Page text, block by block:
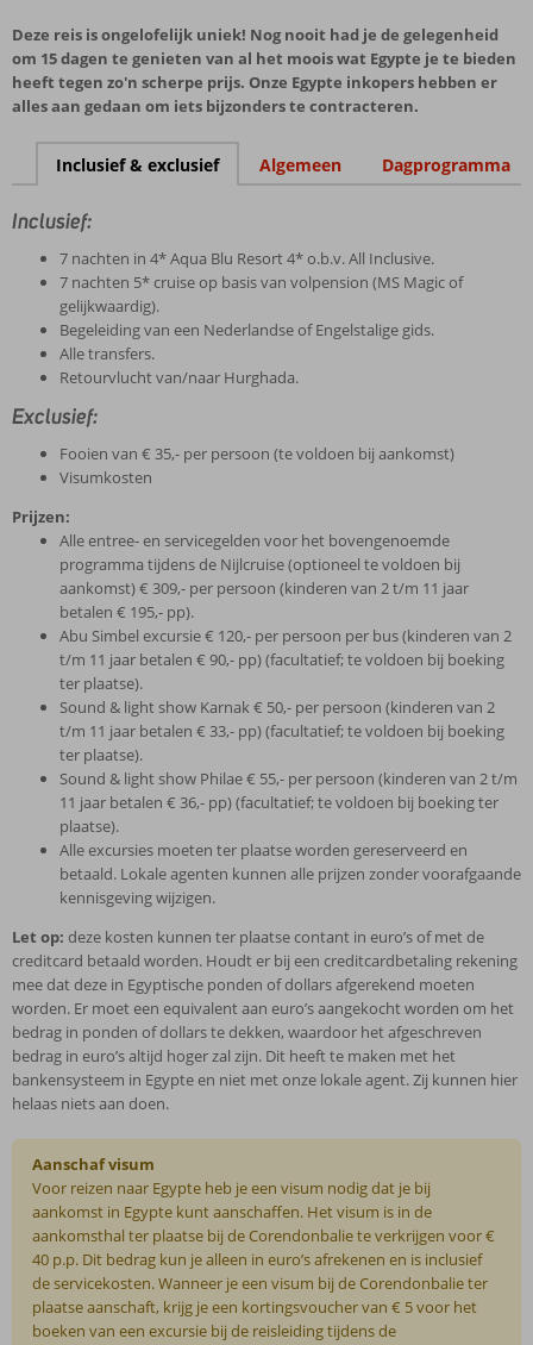
Deze reis is ongelofelijk uniek! Nog nooit had je de gelegenheid
om 15 dagen te genieten van al het moois wat Egypte je te bieden
heeft tegen zo'n scherpe prijs. Onze Egypte inkopers hebben er
alles aan gedaan om iets bijzonders te contracteren.
Inclusief & exclusief Algemeen Dagprogramma
Inclusief:
7 nachten in 4* Aqua Blu Resort 4* o.b.v. All Inclusive.
7 nachten 5* cruise op basis van volpension (MS Magic of
gelijkwaardig).
Begeleiding van een Nederlandse of Engelstalige gids.
Alle transfers.
Retourvlucht van/naar Hurghada.
Exclusief:
Fooien van € 35,- per persoon (te voldoen bij aankomst)
Visumkosten
Prijzen:
Alle entree- en servicegelden voor het bovengenoemde
programma tijdens de Nijlcruise (optioneel te voldoen bij
aankomst) € 309,- per persoon (kinderen van 2 t/m 11 jaar
betalen € 195,- pp).
Abu Simbel excursie € 120,- per persoon per bus (kinderen van 2
t/m 11 jaar betalen € 90,- pp) (facultatief; te voldoen bij boeking
ter plaatse).
Sound & light show Karnak € 50,- per persoon (kinderen van 2
t/m 11 jaar betalen € 33,- pp) (facultatief; te voldoen bij boeking
ter plaatse).
Sound & light show Philae € 55,- per persoon (kinderen van 2 t/m
11 jaar betalen € 36,- pp) (facultatief; te voldoen bij boeking ter
plaatse).
Alle excursies moeten ter plaatse worden gereserveerd en
betaald. Lokale agenten kunnen alle prijzen zonder voorafgaande
kennisgeving wijzigen.
Let op: deze kosten kunnen ter plaatse contant in euro’s of met de
creditcard betaald worden. Houdt er bij een creditcardbetaling rekening
mee dat deze in Egyptische ponden of dollars afgerekend moeten
worden. Er moet een equivalent aan euro’s aangekocht worden om het
bedrag in ponden of dollars te dekken, waardoor het afgeschreven
bedrag in euro’s altijd hoger zal zijn. Dit heeft te maken met het
bankensysteem in Egypte en niet met onze lokale agent. Zij kunnen hier
helaas niets aan doen.
Aanschaf visum
Voor reizen naar Egypte heb je een visum nodig dat je bij
aankomst in Egypte kunt aanschaffen. Het visum is in de
aankomsthal ter plaatse bij de Corendonbalie te verkrijgen voor €
40 p.p. Dit bedrag kun je alleen in euro’s afrekenen en is inclusief
de servicekosten. Wanneer je een visum bij de Corendonbalie ter
plaatse aanschaft, krijg je een kortingsvoucher van € 5 voor het
boeken van een excursie bij de reisleiding tijdens de